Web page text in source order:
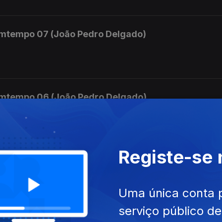
07 (João Pedro Delgado)
06 (João Pedro Delgado)
05 (João Pedro Delgado)
Orquestra nº 3
Registe-se
Uma única conta
serviço público